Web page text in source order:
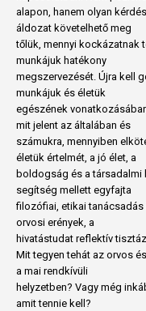
alapon, hanem olyan
áldozat követelhető meg
tőlük, mennyi kockázatnak
munkájuk hatékony
megszervezését. Újra kell
munkájuk és életük
egészének
mit jelent az általában és
számukra, mennyiben
életük értelmét, a jó élet, a
boldogság és a
segítség mellett egyfajta
filozófiai, etikai tanácsadás
orvosi erények, a
hivatástudat reflektív
Mit tegyen tehát az orvos
a mai rendkívüli
helyzetben? Vagy még
amit tennie kell?